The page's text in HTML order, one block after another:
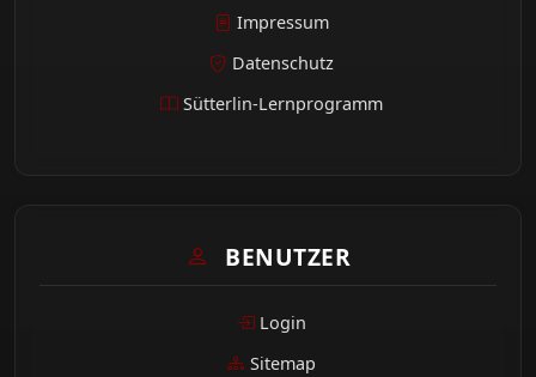
Impressum
Datenschutz
Sütterlin-Lernprogramm
BENUTZER
Login
Sitemap